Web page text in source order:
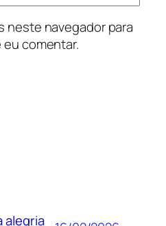
neste navegador para
eu comentar.
alegria